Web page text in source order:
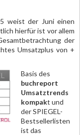
weist der Juni einen
hierfür ist vor allem
der
Umsatzplus von +
Basis des
buchreport
Umsatztrends
kompakt und
der SPIEGEL-
Bestsellerlisten
ist das